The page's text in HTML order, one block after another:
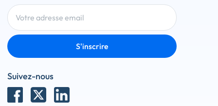
S'inscrire
Suivez-nous